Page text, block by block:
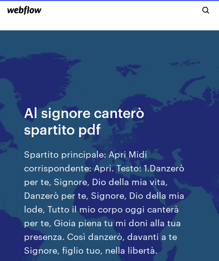
Al signore canterò
spartito pdf
Spartito principale: Apri Midi
corrispondente: Apri. Testo: 1.Danzerò
per te, Signore, Dio della mia vita,
Danzerò per te, Signore, Dio della mia
lode, Tutto il mio corpo oggi canterà
per te, Gioia piena tu mi doni alla tua
presenza. Così danzerò, davanti a te
Signore, figlio tuo, nella libertà.